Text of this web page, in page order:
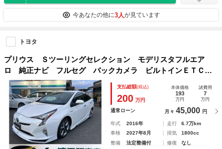
今あなたの他に3人が見ています
トヨタ
プリウス Ｓツーリングセレクション モデリスタフルエア
ロ 純正ナビ フルセグ バックカメラ ビルトインＥＴＣ
盗難警報装置 黒レザーシート シートヒーター スマートキ
ー
支払総額(税込)
200 万円
本体価格
193
万円
諸費用
7
万円
通常ローン 月々 45,000 円
年式 2016年 走行
6.7万km
車検
2027年8月 排気
1800cc
整備
法定整備付 修復
なし